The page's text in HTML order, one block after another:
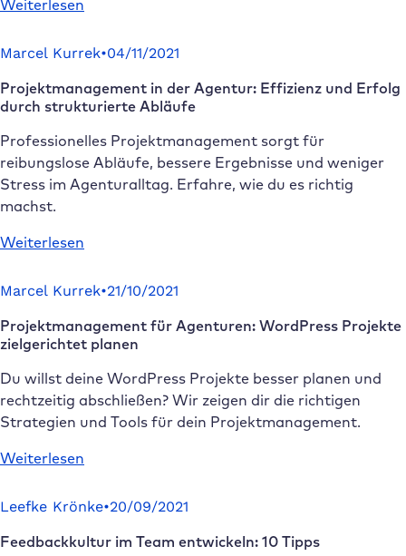
Weiterlesen
Tools
Agenturen:
Asana,
Trello,
Slack,
Zapier
Marcel Kurrek•04/11/2021
Projektmanagement in der Agentur: Effizienz und Erfolg
durch strukturierte Abläufe
Professionelles Projektmanagement sorgt für
reibungslose Abläufe, bessere Ergebnisse und weniger
Stress im Agenturalltag. Erfahre, wie du es richtig
machst.
Weiterlesen
in
Agentur:
Effizienz
und
Erfolg
durch
Marcel Kurrek•21/10/2021
Projektmanagement für Agenturen: WordPress Projekte
zielgerichtet planen
Du willst deine WordPress Projekte besser planen und
rechtzeitig abschließen? Wir zeigen dir die richtigen
Strategien und Tools für dein Projektmanagement.
Weiterlesen
für
WordPress
Leefke Krönke•20/09/2021
Feedbackkultur im Team entwickeln: 10 Tipps